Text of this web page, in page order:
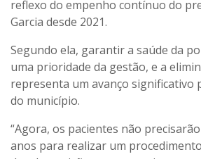
reflexo do empenho contínuo do
Garcia desde 2021.
Segundo ela, garantir a saúde da
uma prioridade da gestão, e a
representa um avanço significativo
do município.
“Agora, os pacientes não
anos para realizar um